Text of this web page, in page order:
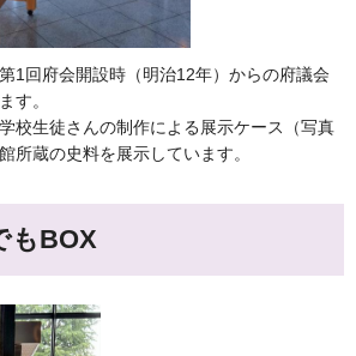
1回府会開設時（明治12年）からの府議会
す。
校生徒さんの制作による展示ケース（写真
所蔵の史料を展示しています。
もBOX